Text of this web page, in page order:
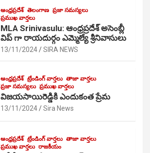
ఆంధ్రప్రదేశ్ తెలంగాణ ప్రజా సమస్యలు
ప్రముఖ వార్తలు
MLA Srinivasulu: ఆంధ్రప్రదేశ్ అసెంబ్లీ
విప్ గా రాయదుర్గం ఎమ్మెల్యే శ్రీనివాసులు
13/11/2024 SIRA NEWS
ఆంధ్రప్రదేశ్ ట్రేండింగ్ వార్తలు తాజా వార్తలు
ప్రజా సమస్యలు ప్రముఖ వార్తలు
విజయసాయిరెడ్డికి ఎందుకంత ప్రేమ
13/11/2024 Sira News
ఆంధ్రప్రదేశ్ ట్రేండింగ్ వార్తలు తాజా వార్తలు
ప్రముఖ వార్తలు రాజకీయం